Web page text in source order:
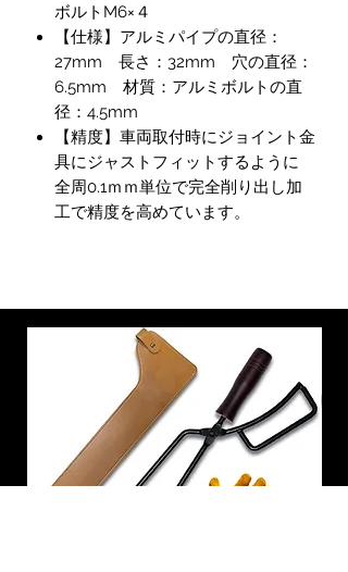
ボルトM6×４
【仕様】アルミパイプの直径：
27mm 長さ：32mm 穴の直径：
6.5mm 材質：アルミボルトの直
径：4.5mm
【精度】車両取付時にジョイント金
具にジャストフィットするように
全周0.1ｍｍ単位で完全削り出し加
工で精度を高めています。